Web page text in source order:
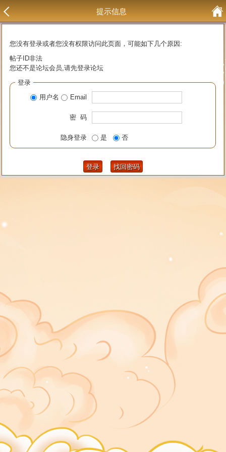
提示信息
您没有登录或者您没有权限访问此页面，可能如下几个原因:
帖子ID非法
您还不是论坛会员,请先登录论坛
登录
用户名
Email
密 码
隐身登录 是 否